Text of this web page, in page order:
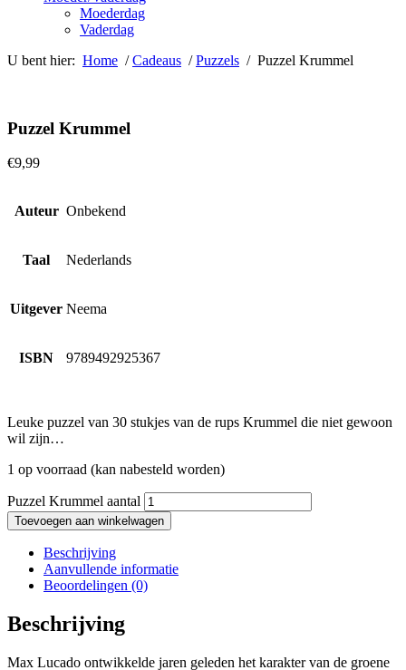
Moederdag
Vaderdag
U bent hier: Home /Cadeaus /Puzzels / Puzzel Krummel
Puzzel Krummel
€9,99
Auteur Onbekend
Taal Nederlands
Uitgever Neema
ISBN 9789492925367
Leuke puzzel van 30 stukjes van de rups Krummel die niet gewoon
wil zijn…
1 op voorraad (kan nabesteld worden)
Puzzel Krummel aantal
Toevoegen aan winkelwagen
Beschrijving
Aanvullende informatie
Beoordelingen (0)
Beschrijving
Max Lucado ontwikkelde jaren geleden het karakter van de groene